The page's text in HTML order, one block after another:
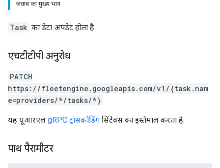
जवाब का मुख्य भाग
Task का डेटा अपडेट होता है.
एचटीटीपी अनुरोध
PATCH
https://fleetengine.googleapis.com/v1/{task.nam
e=providers/*/tasks/*}
यह यूआरएल gRPC ट्रांसकोडिंग सिंटैक्स का इस्तेमाल करता है.
पाथ पैरामीटर